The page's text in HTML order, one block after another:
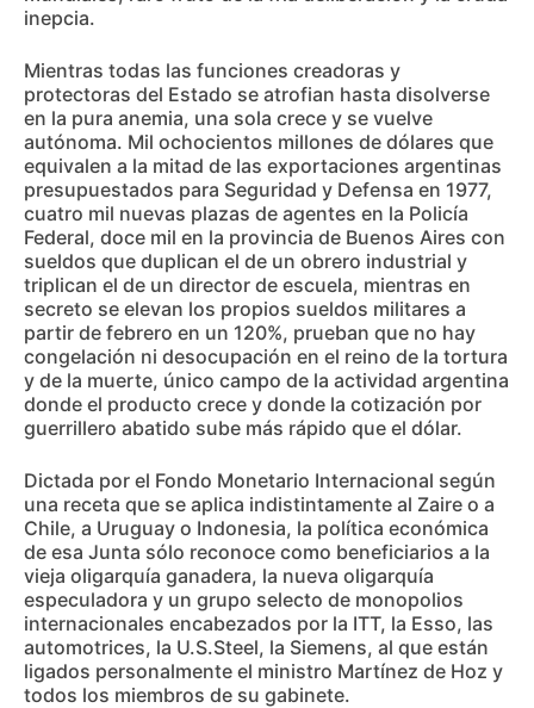
inepcia.
Mientras todas las funciones creadoras y
protectoras del Estado se atrofian hasta disolverse
en la pura anemia, una sola crece y se vuelve
autónoma. Mil ochocientos millones de dólares que
equivalen a la mitad de las exportaciones argentinas
presupuestados para Seguridad y Defensa en 1977,
cuatro mil nuevas plazas de agentes en la Policía
Federal, doce mil en la provincia de Buenos Aires con
sueldos que duplican el de un obrero industrial y
triplican el de un director de escuela, mientras en
secreto se elevan los propios sueldos militares a
partir de febrero en un 120%, prueban que no hay
congelación ni desocupación en el reino de la tortura
y de la muerte, único campo de la actividad argentina
donde el producto crece y donde la cotización por
guerrillero abatido sube más rápido que el dólar.
Dictada por el Fondo Monetario Internacional según
una receta que se aplica indistintamente al Zaire o a
Chile, a Uruguay o Indonesia, la política económica
de esa Junta sólo reconoce como beneficiarios a la
vieja oligarquía ganadera, la nueva oligarquía
especuladora y un grupo selecto de monopolios
internacionales encabezados por la ITT, la Esso, las
automotrices, la U.S.Steel, la Siemens, al que están
ligados personalmente el ministro Martínez de Hoz y
todos los miembros de su gabinete.